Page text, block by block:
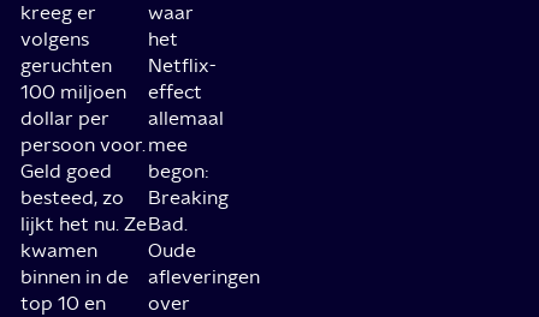
kreeg er
volgens
geruchten
100 miljoen
dollar per
persoon voor.
Geld goed
besteed, zo
lijkt het nu. Ze
kwamen
binnen in de
top 10 en
waar
het
Netflix-
effect
allemaal
mee
begon:
Breaking
Bad.
Oude
afleveringen
over